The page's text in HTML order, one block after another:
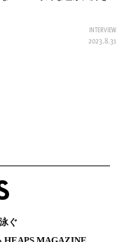
INTERVIEW
2023.8.31
ぐ